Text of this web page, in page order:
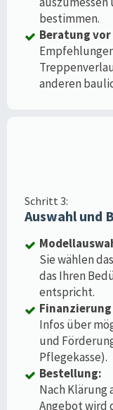
bestimmen.
Beratung
anderen
Schritt 3:
Auswahl und
Sie wählen
das Ihren
entspricht.
Infos über
und
Pflegekasse).
Bestellung:
Nach
Angebot wird